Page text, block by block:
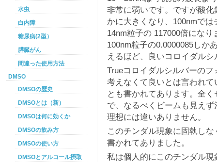
非常に弱いです。ですが酸
かに大きくなり、100nmで
14nm粒子の 117000倍にな
100nm粒子の0.0000085しか
えるほど、良いコロイダル
Trueコロイダルシルバーの
考えなくて良いとは言われ
とも書かれてあります。全
で、なるべくビームも見え
理想には違いありません。
このチンダル現象に固執し
書かれてありました。
私は個人的にこのチンダル
水虫
白内障
糖尿病(2型）
膵臓がん
間違った使用方法
DMSO
DMSOの歴史
DMSOとは（新）
DMSOは何に効くか
DMSOの飲み方
DMSOの使い方
DMSOとアルコール摂取